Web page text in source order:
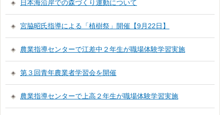
日本海沿岸での森づくり運動について
宮脇昭氏指導による「植樹祭」開催【9月22日】
農業指導センターで江差中２年生が職場体験学習実施
第３回青年農業者学習会を開催
農業指導センターで上高２年生が職場体験学習実施